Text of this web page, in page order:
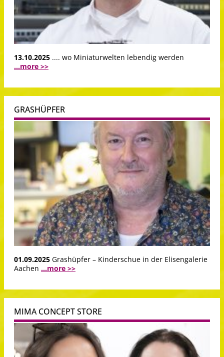
13.10.2025 .... wo Miniaturwelten lebendig werden
...more >>
GRASHÜPFER
01.09.2025 Grashüpfer – Kinderschue in der Elisengalerie
Aachen ...more >>
MIMA CONCEPT STORE